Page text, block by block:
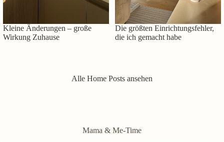
Kleine Änderungen – große
Wirkung Zuhause
Die größten Einrichtungsfehler,
die ich gemacht habe
Alle Home Posts ansehen
Mama & Me-Time